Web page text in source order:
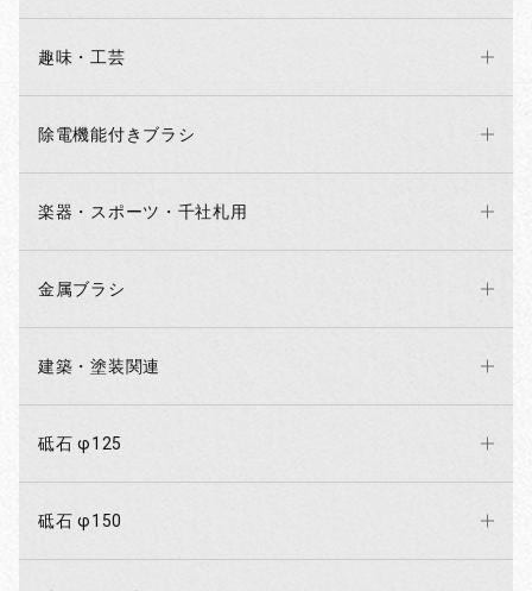
趣味・工芸
除電機能付きブラシ
楽器・スポーツ・千社札用
金属ブラシ
建築・塗装関連
砥石 φ125
砥石 φ150